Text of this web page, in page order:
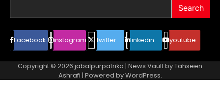
Search
Facebook instagram twitter linkedin youtube
Copyright © 2026 jabalpurpatrika | News Vault byTahseen
Ashrafi | Powered byWordPress.